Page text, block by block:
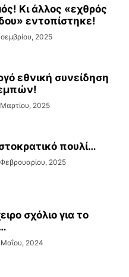
Κι άλλος «εχθρός
εντοπίστηκε!
2025
εθνική συνείδηση
2025
πουλί…
2025
σχόλιο για το
2024